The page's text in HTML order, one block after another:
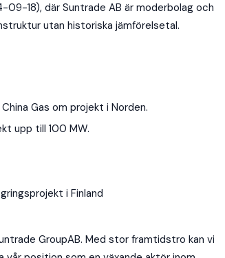
18), där Suntrade AB är moderbolag och
utan historiska jämförelsetal.
Gas om projekt i Norden.
upp till 100 MW.
i Finland
GroupAB. Med stor framtidstro kan vi